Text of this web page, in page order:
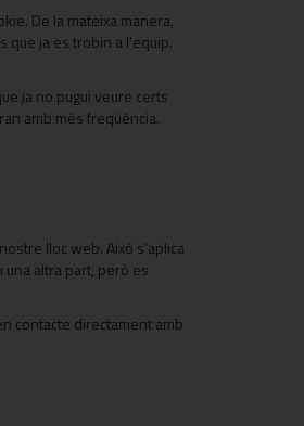
De la mateixa manera,
que ja es trobin a l'equip.
ja no pugui veure certs
amb més freqüència.
lloc web. Això s'aplica
altra part, però es
contacte directament amb